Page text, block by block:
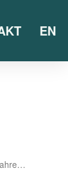
EN